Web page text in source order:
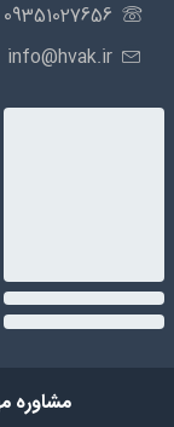
09351027656
info@hvak.ir
مشاوره